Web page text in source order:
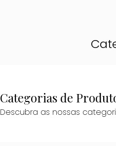
Categorias de
Descubra as nossas